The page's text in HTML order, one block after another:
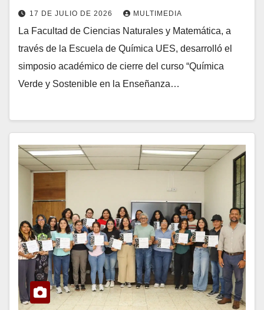
17 DE JULIO DE 2026 MULTIMEDIA
La Facultad de Ciencias Naturales y Matemática, a
través de la Escuela de Química UES, desarrolló el
simposio académico de cierre del curso “Química
Verde y Sostenible en la Enseñanza…